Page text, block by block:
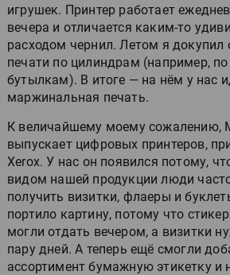
игрушек. Принтер работает
вечера и отличается каким-то
расходом чернил. Летом я докупил
печати по цилиндрам (например,
бутылкам). В итоге — на нём у нас
маржинальная печать.
К величайшему моему сожалению,
выпускает цифровых принтеров,
Xerox. У нас он появился потому,
видом нашей продукции люди
получить визитки, флаеры и
портило картину, потому что
могли отдать вечером, а визитки
пару дней. А теперь ещё смогли
ассортимент бумажную этикетку и